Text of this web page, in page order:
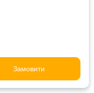
Замовити